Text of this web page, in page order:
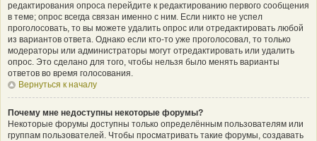
редактирования опроса перейдите к редактированию первого сообщения
в теме; опрос всегда связан именно с ним. Если никто не успел
проголосовать, то вы можете удалить опрос или отредактировать любой
из вариантов ответа. Однако если кто-то уже проголосовал, то только
модераторы или администраторы могут отредактировать или удалить
опрос. Это сделано для того, чтобы нельзя было менять варианты
ответов во время голосования.
Вернуться к началу
Почему мне недоступны некоторые форумы?
Некоторые форумы доступны только определённым пользователям или
группам пользователей. Чтобы просматривать такие форумы, создавать